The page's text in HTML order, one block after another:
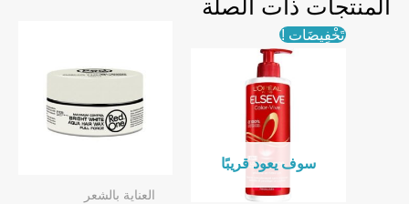
المنتجات ذات الصلة
تَخْفِيضَات !
سوف يعود قريبًا
العناية بالشعر